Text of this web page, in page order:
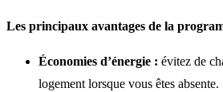
Les principaux avantages de la
Économies d’énergie : évitez de
logement lorsque vous êtes absente.